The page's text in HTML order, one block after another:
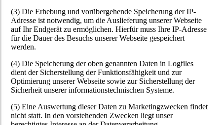
(3) Die Erhebung und vorübergehende Speicherung der IP-
Adresse ist notwendig, um die Auslieferung unserer Webseite
auf Ihr Endgerät zu ermöglichen. Hierfür muss Ihre IP-Adresse
für die Dauer des Besuchs unserer Webseite gespeichert
werden.
(4) Die Speicherung der oben genannten Daten in Logfiles
dient der Sicherstellung der Funktionsfähigkeit und zur
Optimierung unserer Webseite sowie zur Sicherstellung der
Sicherheit unserer informationstechnischen Systeme.
(5) Eine Auswertung dieser Daten zu Marketingzwecken findet
nicht statt. In den vorstehenden Zwecken liegt unser